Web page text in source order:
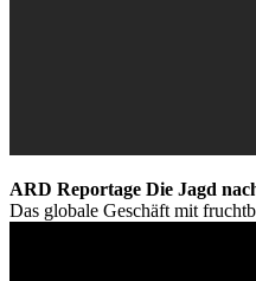
ARD Reportage Die Jagd
Das globale Geschäft mit